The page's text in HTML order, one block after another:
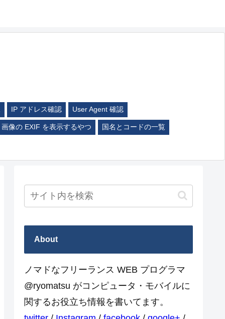
IP アドレス確認 User Agent 確認
画像の EXIF を表示するやつ 国名とコードの一覧
About
ノマドなフリーランス WEB プログラマ
@ryomatsu がコンピュータ・モバイルに
関するお役立ち情報を書いてます。